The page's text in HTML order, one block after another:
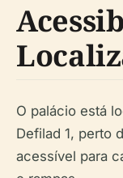
O palácio está
Defilad 1, perto
acessível para